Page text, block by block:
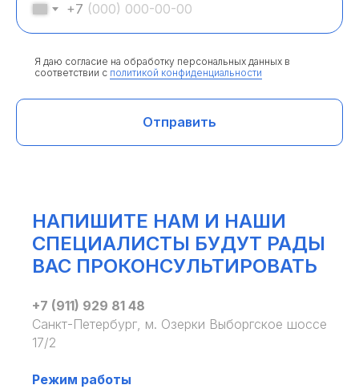
+7
Я даю согласие на обработку персональных данных в
соответствии с политикой конфиденциальности
Отправить
НАПИШИТЕ НАМ И НАШИ
СПЕЦИАЛИСТЫ БУДУТ РАДЫ
ВАС ПРОКОНСУЛЬТИРОВАТЬ
+7 (911) 929 81 48
Санкт-Петербург, м. Озерки Выборгское шоссе
17/2
Режим работы